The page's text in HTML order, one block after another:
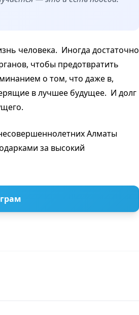
человека. Иногда достаточно
чтобы предотвратить
о том, что даже в,
в лучшее будущее. И долг
Алматы
за высокий